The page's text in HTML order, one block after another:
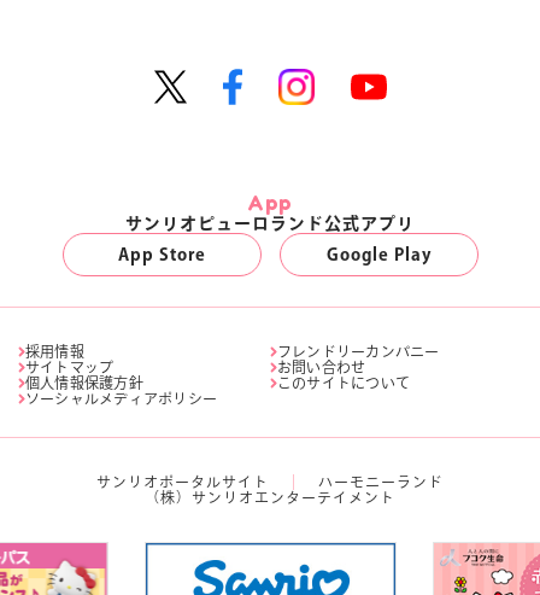
App
サンリオピューロランド公式アプリ
App Store
Google Play
採用情報
フレンドリーカンパニー
サイトマップ
お問い合わせ
個人情報保護方針
このサイトについて
ソーシャルメディアポリシー
サンリオポータルサイト
ハーモニーランド
（株）サンリオエンターテイメント